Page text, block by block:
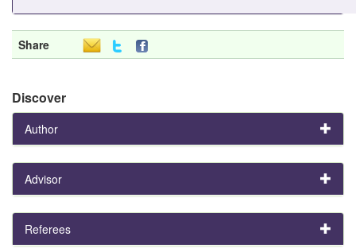
Share
Discover
Author
Advisor
Referees